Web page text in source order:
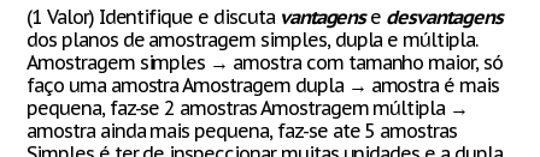
(1 Valor) Identifique e discuta vantagense desvantagens
dos planos de amostragem simples, dupla e múltipla.
Amostragem simples → amostra com tamanho maior, só
faço uma amostra Amostragem dupla → amostra é mais
pequena, faz-se 2 amostras Amostragem múltipla →
amostra ainda mais pequena, faz-se ate 5 amostras